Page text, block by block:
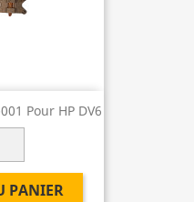
Pour HP DV6
PANIER